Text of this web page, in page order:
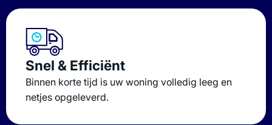
Snel & Efficiënt
Binnen korte tijd is uw woning volledig leeg en
netjes opgeleverd.